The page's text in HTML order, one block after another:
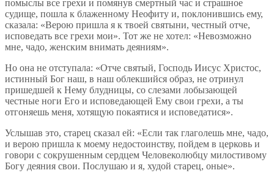
помыслы все грехи и помянув смертный час и страшное
судище, пошла к блаженному Неофиту и, поклонившись ему,
сказала: «Верою пришла я к твоей святыни, честный отче,
исповедать все грехи мои». Тот же не хотел: «Невозможно
мне, чадо, женским внимать деяниям».
Но она не отступала: «Отче святый, Господь Иисус Христос,
истинный Бог наш, в наш облекшийся образ, не отринул
пришедшей к Нему блудницы, со слезами лобызающей
честные ноги Его и исповедающей Ему свои грехи, а ты
отгоняешь меня, хотящую покаятися и исповедатися».
Услышав это, старец сказал ей: «Если так глаголешь мне, чадо,
и верою пришла к моему недостоинству, пойдем в церковь и
говори с сокрушенным сердцем Человеколюбцу милостивому
Богу деяния свои. Послушаю и я, худой старец, оные».